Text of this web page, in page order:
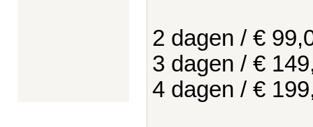
2 dagen / €
3 dagen / €
4 dagen / €